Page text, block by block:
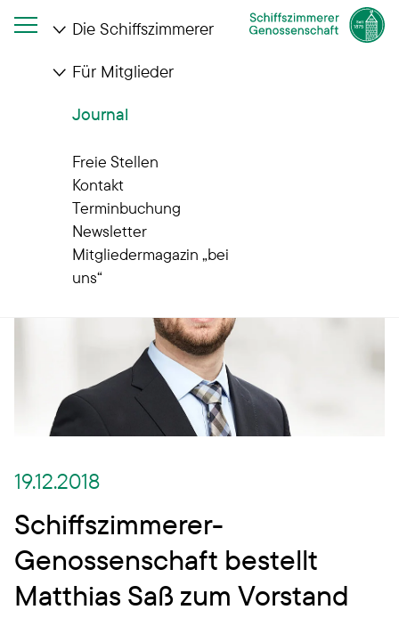
Die Schiffszimmerer
Für Mitglieder
Journal
Freie Stellen
Kontakt
Terminbuchung
Newsletter
Mitgliedermagazin „bei
uns“
Startseite
Journal
zum Vorstand
19.12.2018
Schiffszimmerer-
Genossenschaft bestellt
Matthias Saß zum Vorstand